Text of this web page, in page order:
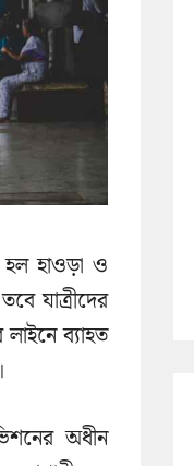
হল হাওড়া ও
যাত্রীদের
ব্যাহত
অধীন